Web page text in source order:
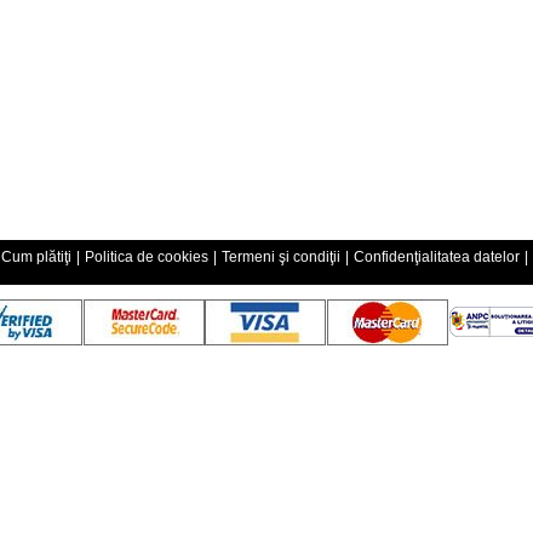
Cum plătiţi | Politica de cookies | Termeni şi condiţii | Confidenţialitatea datelor |